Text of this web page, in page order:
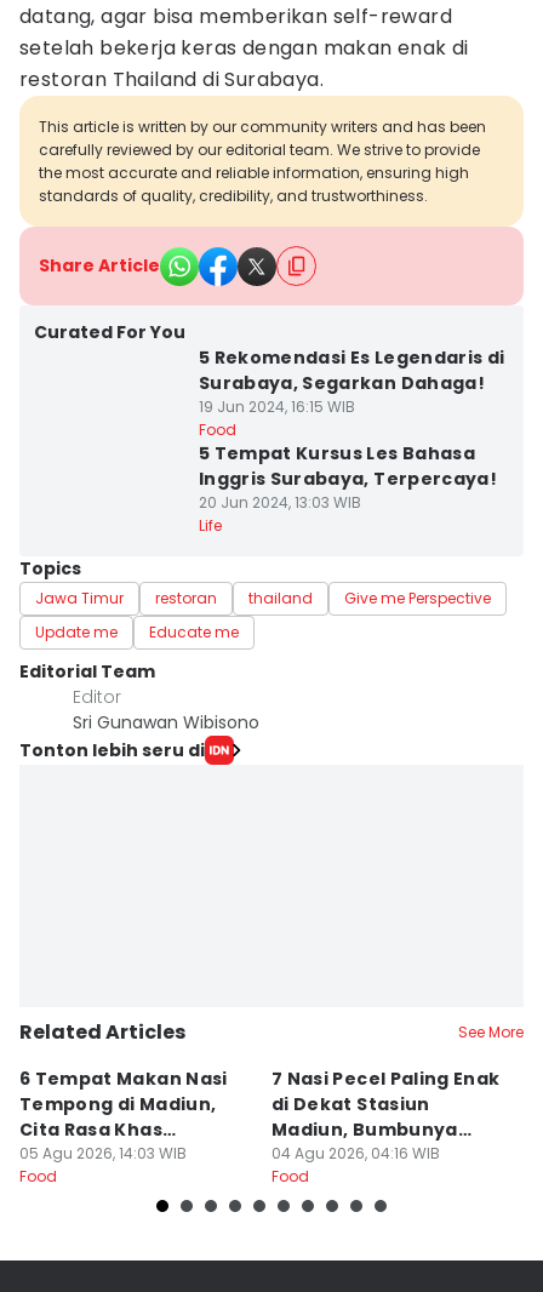
datang, agar bisa memberikan self-reward
setelah bekerja keras dengan makan enak di
restoran Thailand di Surabaya.
This article is written by our community writers and has been
carefully reviewed by our editorial team. We strive to provide
the most accurate and reliable information, ensuring high
standards of quality, credibility, and trustworthiness.
Share Article
Curated For You
5 Rekomendasi Es Legendaris di
Surabaya, Segarkan Dahaga!
19 Jun 2024, 16:15 WIB
Food
5 Tempat Kursus Les Bahasa
Inggris Surabaya, Terpercaya!
20 Jun 2024, 13:03 WIB
Life
Topics
Jawa Timur restoran thailand
Give me Perspective
Update me
Educate me
Editorial Team
Editor
Sri Gunawan Wibisono
Tonton lebih seru di
Related Articles See More
6 Tempat Makan Nasi
Tempong di Madiun,
Cita Rasa Khas
Banyuwangi
05 Agu 2026, 14:03 WIB
Food
7 Nasi Pecel Paling Enak
di Dekat Stasiun
Madiun, Bumbunya
Khas
04 Agu 2026, 04:16 WIB
Food